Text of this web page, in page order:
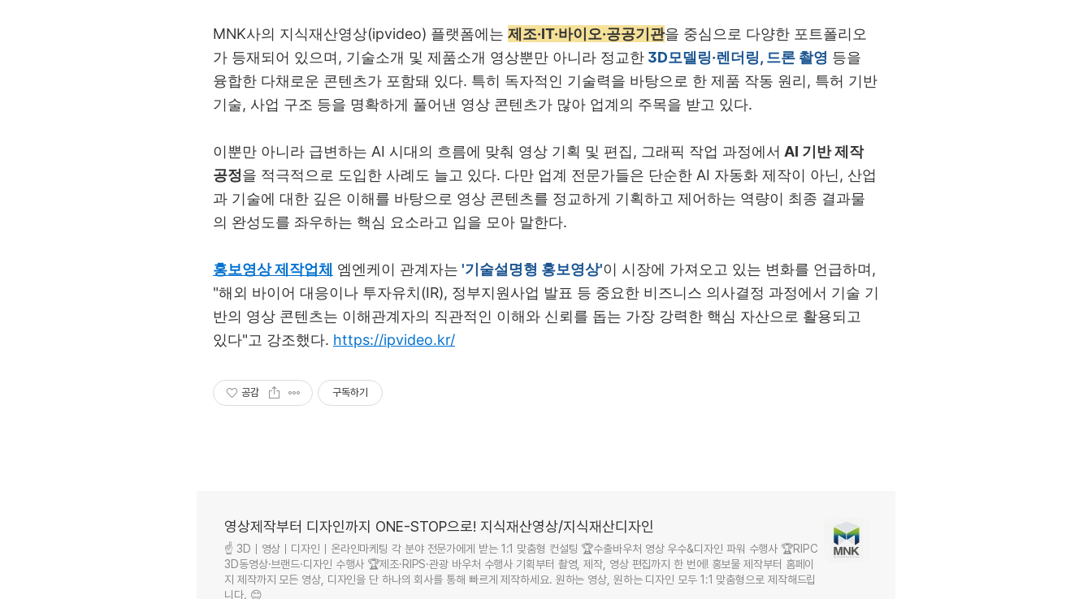
MNK사의 지식재산영상(ipvideo) 플랫폼에는 제조·IT·바이오·공공기관을 중심으로 다양한 포트폴리오
가 등재되어 있으며 , 기술소개 및 제품소개 영상뿐만 아니라 정교한 3D모델링·렌더링, 드론 촬영 등을
융합한 다채로운 콘텐츠가 포함돼 있다. 특히 독자적인 기술력을 바탕으로 한 제품 작동 원리 , 특허 기반
기술, 사업 구조 등을 명확하게 풀어낸 영상 콘텐츠가 많아 업계의 주목을 받고 있다.
이뿐만 아니라 급변하는 AI 시대의 흐름에 맞춰 영상 기획 및 편집 , 그래픽 작업 과정에서 AI 기반 제작
공정을 적극적으로 도입한 사례도 늘고 있다. 다만 업계 전문가들은 단순한 AI 자동화 제작이 아닌 , 산업
과 기술에 대한 깊은 이해를 바탕으로 영상 콘텐츠를 정교하게 기획하고 제어하는 역량이 최종 결과물
의 완성도를 좌우하는 핵심 요소라고 입을 모아 말한다.
홍보영상제작업체 엠엔케이 관계자는 '기술설명형 홍보영상'이 시장에 가져오고 있는 변화를 언급하며 ,
"해외 바이어 대응이나 투자유치 (IR), 정부지원사업 발표 등 중요한 비즈니스 의사결정 과정에서 기술 기
반의 영상 콘텐츠는 이해관계자의 직관적인 이해와 신뢰를 돕는 가장 강력한 핵심 자산으로 활용되고
있다"고 강조했다. https://ipvideo.kr/
공감 구독하기
영상제작부터 디자인까지 ONE-STOP으로! 지식재산영상/지식재산디자인
☝ 3D｜영상｜디자인｜온라인마케팅 각 분야 전문가에게 받는 1:1 맞춤형 컨설팅 🏆수출바우처 영상 우수&디자인 파워 수행사 🏆RIPC
3D동영상·브랜드·디자인 수행사 🏆제조·RIPS·관광 바우처 수행사 기획부터 촬영, 제작, 영상 편집까지 한 번에! 홍보물 제작부터 홈페이
지 제작까지 모든 영상, 디자인을 단 하나의 회사를 통해 빠르게 제작하세요. 원하는 영상, 원하는 디자인 모두 1:1 맞춤형으로 제작해드립
니다. 😊